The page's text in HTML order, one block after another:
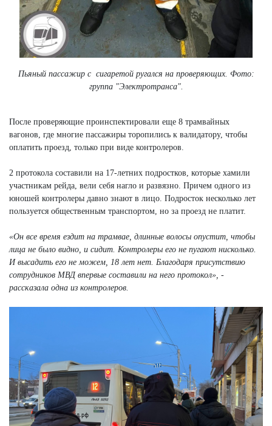
Пьяный пассажир с сигаретой ругался на проверяющих. Фото:
группа "Электротранса".
После проверяющие проинспектировали еще 8 трамвайных
вагонов, где многие пассажиры торопились к валидатору, чтобы
оплатить проезд, только при виде контролеров.
2 протокола составили на 17-летних подростков, которые хамили
участникам рейда, вели себя нагло и развязно. Причем одного из
юношей контролеры давно знают в лицо. Подросток несколько лет
пользуется общественным транспортом, но за проезд не платит.
«Он все время ездит на трамвае, длинные волосы опустит, чтобы
лица не было видно, и сидит. Контролеры его не пугают нисколько.
И высадить его не можем, 18 лет нет. Благодаря присутствию
сотрудников МВД впервые составили на него протокол», -
рассказала одна из контролеров.